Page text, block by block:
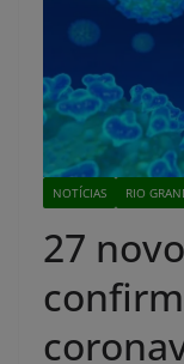
NOTÍCIAS RIO
27